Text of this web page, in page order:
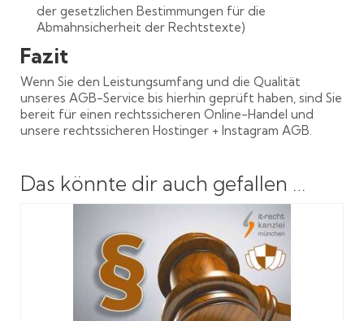
der gesetzlichen Bestimmungen für die
Abmahnsicherheit der Rechtstexte)
Fazit
Wenn Sie den Leistungsumfang und die Qualität
unseres AGB-Service bis hierhin geprüft haben, sind Sie
bereit für einen rechtssicheren Online-Handel und
unsere rechtssicheren Hostinger + Instagram AGB.
Das könnte dir auch gefallen …